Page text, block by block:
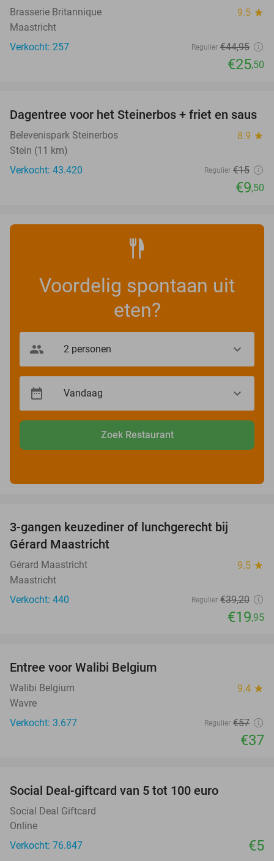
Brasserie Britannique 9.5 star
Maastricht
Verkocht: 257
Regulier €44,95
€25,50
37%
Dagentree voor het Steinerbos + friet en saus
Belevenispark Steinerbos 8.9 star
Stein (11 km)
Verkocht: 43.420
Regulier €15
€9,50
Voordelig spontaan uit
eten?
Zoek Restaurant
3-gangen keuzediner of lunchgerecht bij
Gérard Maastricht
Gérard Maastricht 9.5 star
Maastricht
Verkocht: 440
Regulier €39,20
€19,95
Entree voor Walibi Belgium
Walibi Belgium 9.4 star
Wavre
Verkocht: 3.677
Regulier €57
€37
Social Deal-giftcard van 5 tot 100 euro
Social Deal Giftcard
Online
Verkocht: 76.847
€5